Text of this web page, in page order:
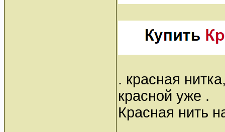
. красная
красной уже .
Красная нить